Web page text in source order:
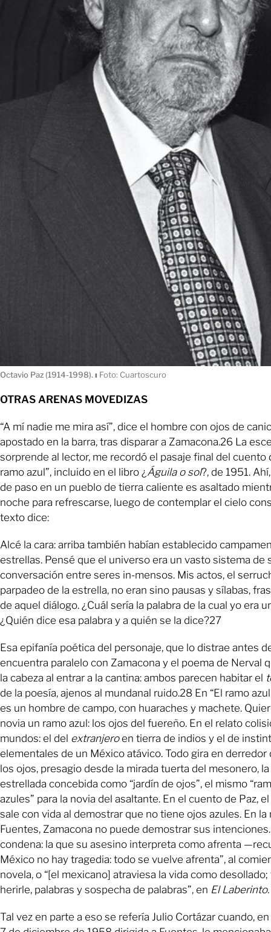
Octavio Paz (1914-1998). ı Foto: Cuartoscuro
OTRAS ARENAS MOVEDIZAS
“A mí nadie me mira así”, dice el hombre con ojos de
apostado en la barra, tras disparar a Zamacona.26 La
sorprende al lector, me recordó el pasaje final del cuento
ramo azul”, incluido en el libro ¿ Águila o sol?, de 1951.
de paso en un pueblo de tierra caliente es asaltado
noche para refrescarse, luego de contemplar el cielo
texto dice:
Alcé la cara: arriba también habían establecido
estrellas. Pensé que el universo era un vasto sistema de
conversación entre seres in-mensos. Mis actos, el
parpadeo de la estrella, no eran sino pausas y sílabas,
de aquel diálogo. ¿Cuál sería la palabra de la cual yo era
¿Quién dice esa palabra y a quién se la dice?27
Esa epifanía poética del personaje, que lo distrae antes
encuentra paralelo con Zamacona y el poema de Nerval
la cabeza al entrar a la cantina: ambos parecen habitar el
de la poesía, ajenos al mundanal ruido.28 En “El ramo
es un hombre de campo, con huaraches y machete.
novia un ramo azul: los ojos del fuereño. En el relato
mundos: el del extranjeroen tierra de indios y el de
elementales de un México atávico. Todo gira en derredor
los ojos, presagio desde la mirada tuerta del mesonero,
estrellada concebida como “jardín de ojos”, el mismo
azules” para la novia del asaltante. En el cuento de Paz,
sale con vida al demostrar que no tiene ojos azules. En la
Fuentes, Zamacona no puede demostrar sus
condena: la que su asesino interpreta como afrenta
México no hay tragedia: todo se vuelve afrenta”, al
novela, o “[el mexicano] atraviesa la vida como
herirle, palabras y sospecha de palabras”, en El Laberinto.
Tal vez en parte a eso se refería Julio Cortázar cuando,